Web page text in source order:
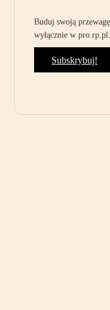
Buduj swoją
wyłącznie w pro.rp.pl.
Subskrybuj!